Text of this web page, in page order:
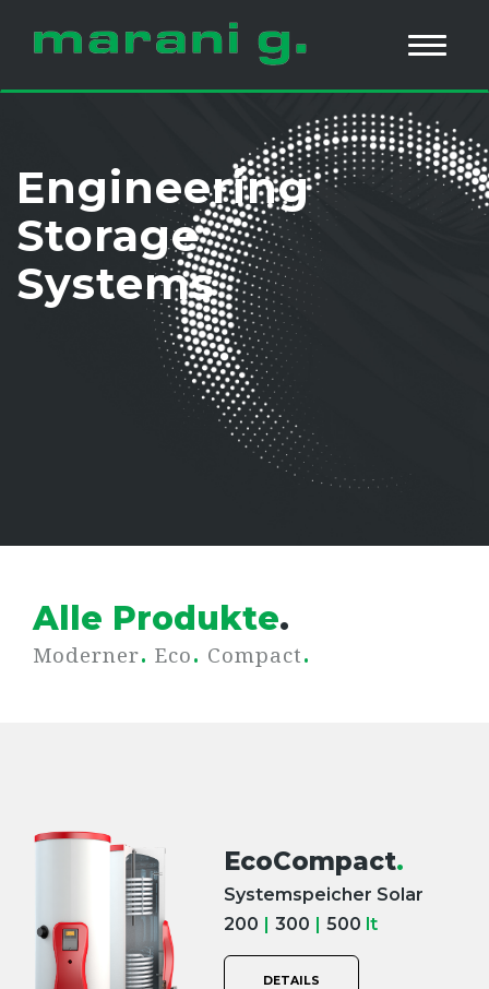
Engineering
Storage
Systems
Alle Produkte.
Moderner. Eco. Compact.
EcoCompact.
Systemspeicher Solar
200 | 300 | 500 lt
DETAILS